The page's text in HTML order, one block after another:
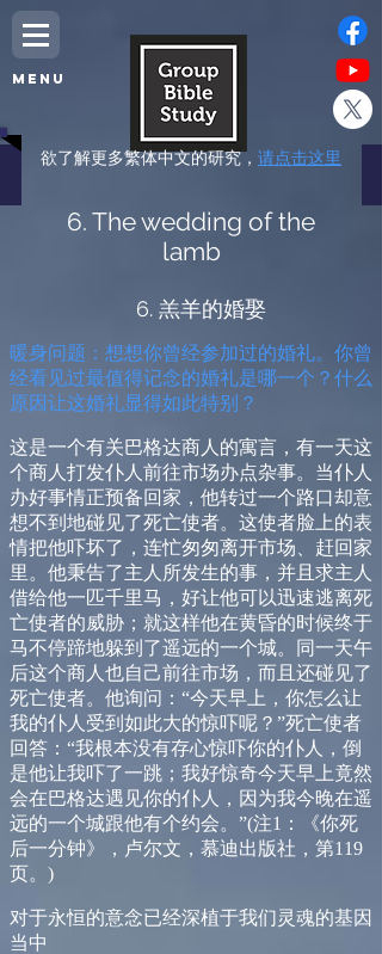
MENU
6. The wedding of the
lamb
6. 羔羊的婚娶
暖身问题：想想你曾经参加过的婚礼。你曾
经看见过最值得记念的婚礼是哪一个？什么
原因让这婚礼显得如此特别？
这是一个有关巴格达商人的寓言，有一天这
个商人打发仆人前往市场办点杂事。当仆人
办好事情正预备回家，他转过一个路口却意
想不到地碰见了死亡使者。这使者脸上的表
情把他吓坏了，连忙匆匆离开市场、赶回家
里。他秉告了主人所发生的事，并且求主人
借给他一匹千里马，好让他可以迅速逃离死
亡使者的威胁；就这样他在黄昏的时候终于
马不停蹄地躲到了遥远的一个城。同一天午
后这个商人也自己前往市场，而且还碰见了
死亡使者。他询问：“今天早上，你怎么让
我的仆人受到如此大的惊吓呢？”死亡使者
回答：“我根本没有存心惊吓你的仆人，倒
是他让我吓了一跳；我好惊奇今天早上竟然
会在巴格达遇见你的仆人，因为我今晚在遥
远的一个城跟他有个约会。”(注1 ：《你死
后一分钟》，卢尔文，慕迪出版社，第119
页。 )
对于永恒的意念已经深植于我们灵魂的基因
当中
欲了解更多繁体中文的研究， 请点击这里